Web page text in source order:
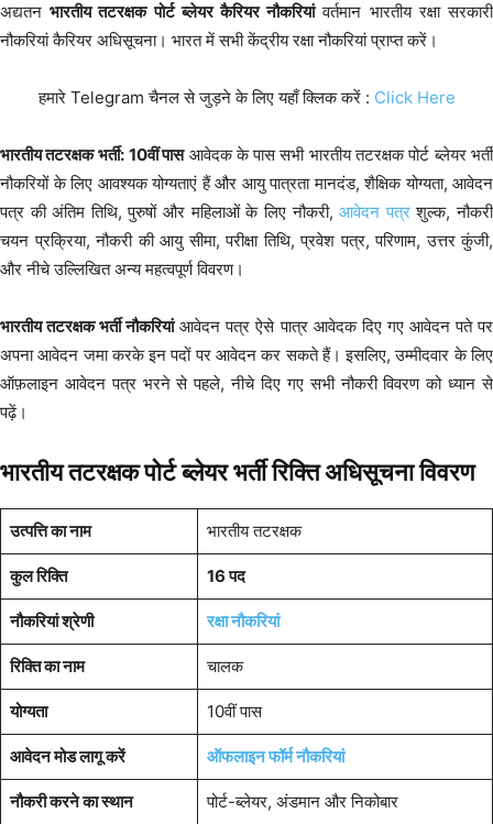
अद्यतनभारतीय तटरक्षक पोर्ट ब्लेयर कैरियर नौकरियांवर्तमान भारतीय रक्षा सरकारी
नौकरियां कैरियर अधिसूचना। भारत में सभी केंद्रीय रक्षा नौकरियां प्राप्त करें।
हमारे Telegram चैनल से जुड़ने के लिए यहाँ क्लिक करें : Click Here
भारतीय तटरक्षक भर्ती: 10वीं पासआवेदक के पास सभी भारतीय तटरक्षक पोर्ट ब्लेयर भर्ती
नौकरियों के लिए आवश्यक योग्यताएं हैं और आयु पात्रता मानदंड, शैक्षिक योग्यता, आवेदन
पत्र की अंतिम तिथि, पुरुषों और महिलाओं के लिए नौकरी,आवेदन पत्रशुल्क, नौकरी
चयन प्रक्रिया, नौकरी की आयु सीमा, परीक्षा तिथि, प्रवेश पत्र, परिणाम, उत्तर कुंजी,
और नीचे उल्लिखित अन्य महत्वपूर्ण विवरण।
भारतीय तटरक्षक भर्ती नौकरियांआवेदन पत्र ऐसे पात्र आवेदक दिए गए आवेदन पते पर
अपना आवेदन जमा करके इन पदों पर आवेदन कर सकते हैं। इसलिए, उम्मीदवार के लिए
ऑफ़लाइन आवेदन पत्र भरने से पहले, नीचे दिए गए सभी नौकरी विवरण को ध्यान से
पढ़ें।
भारतीय तटरक्षक पोर्ट ब्लेयर भर्ती रिक्ति अधिसूचना विवरण
उत्पत्ति का नाम भारतीय तटरक्षक
कुल रिक्ति 16 पद
नौकरियां श्रेणी रक्षा नौकरियां
रिक्ति का नाम चालक
योग्यता 10वीं पास
आवेदन मोड लागू करें ऑफलाइन फॉर्म नौकरियां
नौकरी करने का स्थान पोर्ट-ब्लेयर, अंडमान और निकोबार